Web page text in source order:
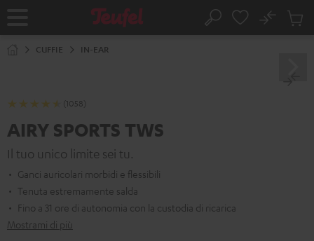
Pagina
Cerca
No
CUFFIE IN-EAR
(1058)
AIRY SPORTS TWS
Il tuo unico limite sei tu.
Ganci auricolari morbidi e flessibili
Tenuta estremamente salda
Fino a 31 ore di autonomia con la custodia di ricarica
Mostrami di più